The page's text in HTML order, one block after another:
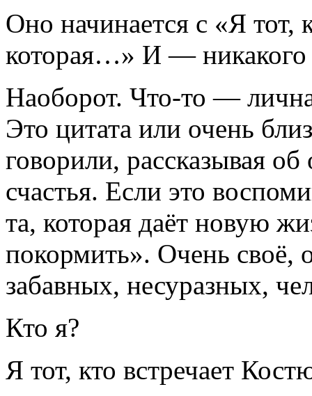
Оно начинается с «Я
которая…» И — никакого
Наоборот. Что-то —
Это цитата или очень
говорили, рассказывая
счастья. Если это
та, которая даёт новую
покормить». Очень своё,
забавных, несуразных,
Кто я?
Я тот, кто встречает